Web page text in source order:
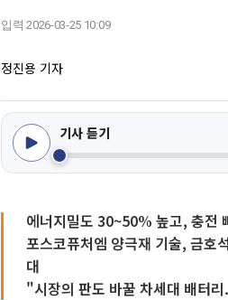
입력 2026-03-25 10:09
정진용 기자
기사 듣기
에너지밀도 30~50% 높고, 충전
포스코퓨처엠 양극재 기술, 금호
대
"시장의 판도 바꿀 차세대 배터